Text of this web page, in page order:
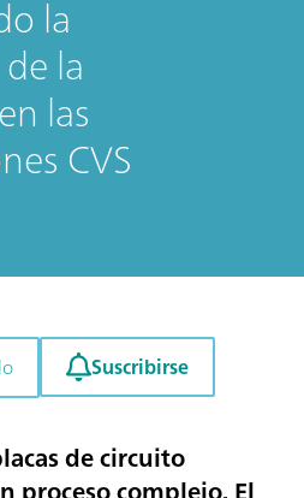
la
la
las
CVS
Suscribirse
de circuito